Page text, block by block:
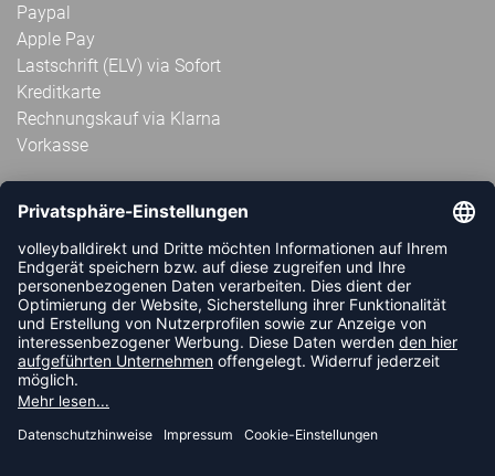
Paypal
Apple Pay
Lastschrift (ELV) via Sofort
Kreditkarte
Rechnungskauf via Klarna
Vorkasse
ABONNIERE JETZT DEN KOSTENLOSEN
VOLLEYBALLDIREKT-NEWSLETTER UND VERPASSE KEINE
NEUIGKEIT ODER AKTION MEHR.
JETZT ANMELDEN